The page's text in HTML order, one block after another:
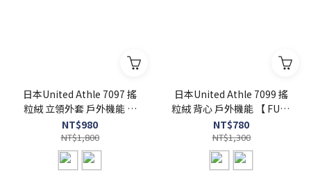
日本United Athle 7097 搖
粒絨 立領外套 戶外機能 【
FUZY 】- UA7097
NT$980
NT$1,800
日本United Athle 7099 搖
粒絨 背心 戶外機能 【 FUZY
】- UA7099
NT$780
NT$1,300